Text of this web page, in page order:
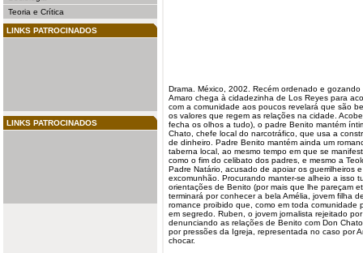
Teoria e Crítica
LINKS PATROCINADOS
LINKS PATROCINADOS
Drama. México, 2002. Recém ordenado e
Amaro chega à cidadezinha de Los Reyes para
com a comunidade aos poucos revelará que são
os valores que regem as relações na cidade.
fecha os olhos a tudo), o padre Benito mantém
Chato, chefe local do narcotráfico, que usa a
de dinheiro. Padre Benito mantém ainda um
taberna local, ao mesmo tempo em que se
como o fim do celibato dos padres, e mesmo a
Padre Natário, acusado de apoiar os guerrilheiros
excomunhão. Procurando manter-se alheio a isso
orientações de Benito (por mais que lhe pareçam
terminará por conhecer a bela Amélia, jovem filha
romance proibido que, como em toda comunidade
em segredo. Ruben, o jovem jornalista rejeitado
denunciando as relações de Benito com Don
por pressões da Igreja, representada no caso por
chocar.